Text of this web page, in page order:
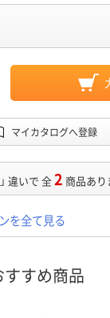
マイカタログへ登録
」 違いで 全2 商品あり
を全て見る
すめ商品